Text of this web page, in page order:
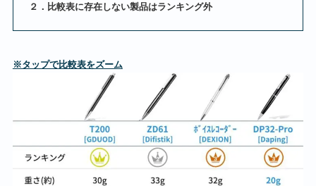
２．比較表に存在しない製品はランキング外
※タップで比較表をズーム